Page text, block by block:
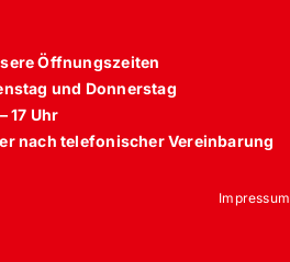
Öffnungszeiten
und Donnerstag
17 Uhr
nach telefonischer Vereinbarung
Impressum